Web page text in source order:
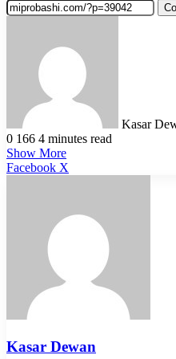
Kasar
0 166 4 minutes read
Show More
Facebook X
Kasar Dewan